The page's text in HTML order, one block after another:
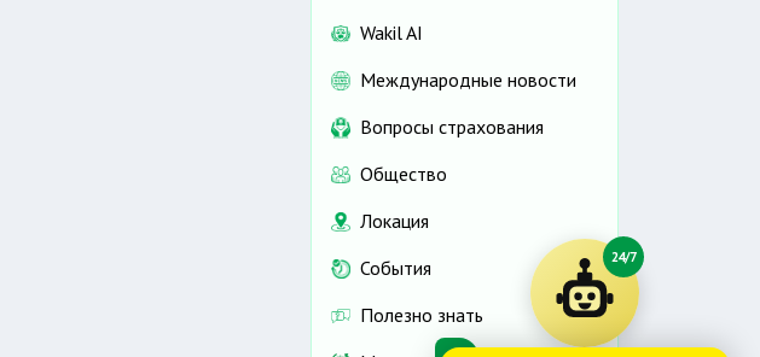
Wakil AI
Международные новости
Вопросы страхования
Общество
Локация
События
Полезно знать
24/7